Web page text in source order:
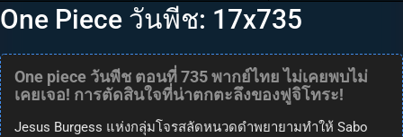
One Piece วันพีช: 17x735
One piece วันพีช ตอนที่ 735 พากย์ไทย ไม่เคยพบไม่
เคยเจอ! การตัดสินใจที่น่าตกตะลึงของฟูจิโทระ!
Jesus Burgess แห่งกลุ่มโจรสลัดหนวดดำพยายามทำให้ Sabo